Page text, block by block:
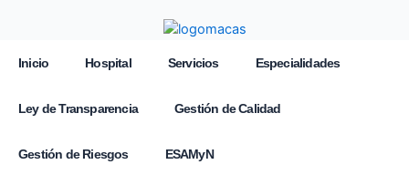
Inicio Hospital Servicios Especialidades
Ley de Transparencia Gestión de Calidad
Gestión de Riesgos ESAMyN